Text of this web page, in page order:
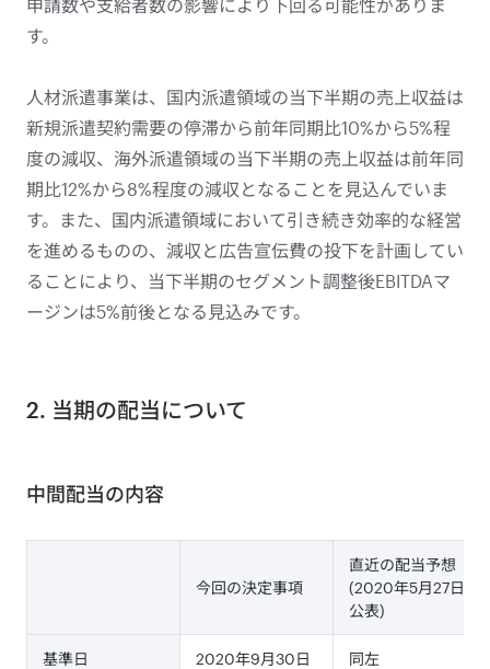
申請数や支給者数の影響により下回る可能性がありま
す。
人材派遣事業は、国内派遣領域の当下半期の売上収益は
新規派遣契約需要の停滞から前年同期比10%から5%程
度の減収、海外派遣領域の当下半期の売上収益は前年同
期比12%から8%程度の減収となることを見込んでいま
す。また、国内派遣領域において引き続き効率的な経営
を進めるものの、減収と広告宣伝費の投下を計画してい
ることにより、当下半期のセグメント調整後EBITDAマ
ージンは5%前後となる見込みです。
2. 当期の配当について
中間配当の内容
今回の決定事項
直近の配当予想
(2020年5月27日
公表)
基準日 2020年9月30日 同左